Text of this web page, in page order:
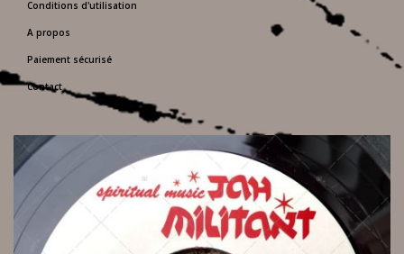
Conditions d'utilisation
A propos
Paiement sécurisé
Contact